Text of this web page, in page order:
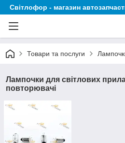
Світлофор - магазин
Товари та послуги
Лампочки для світлових
повторювачі